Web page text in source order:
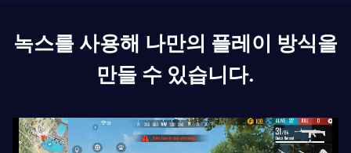
녹스를 사용해 나만의 플레이 방식을
만들 수 있습니다.